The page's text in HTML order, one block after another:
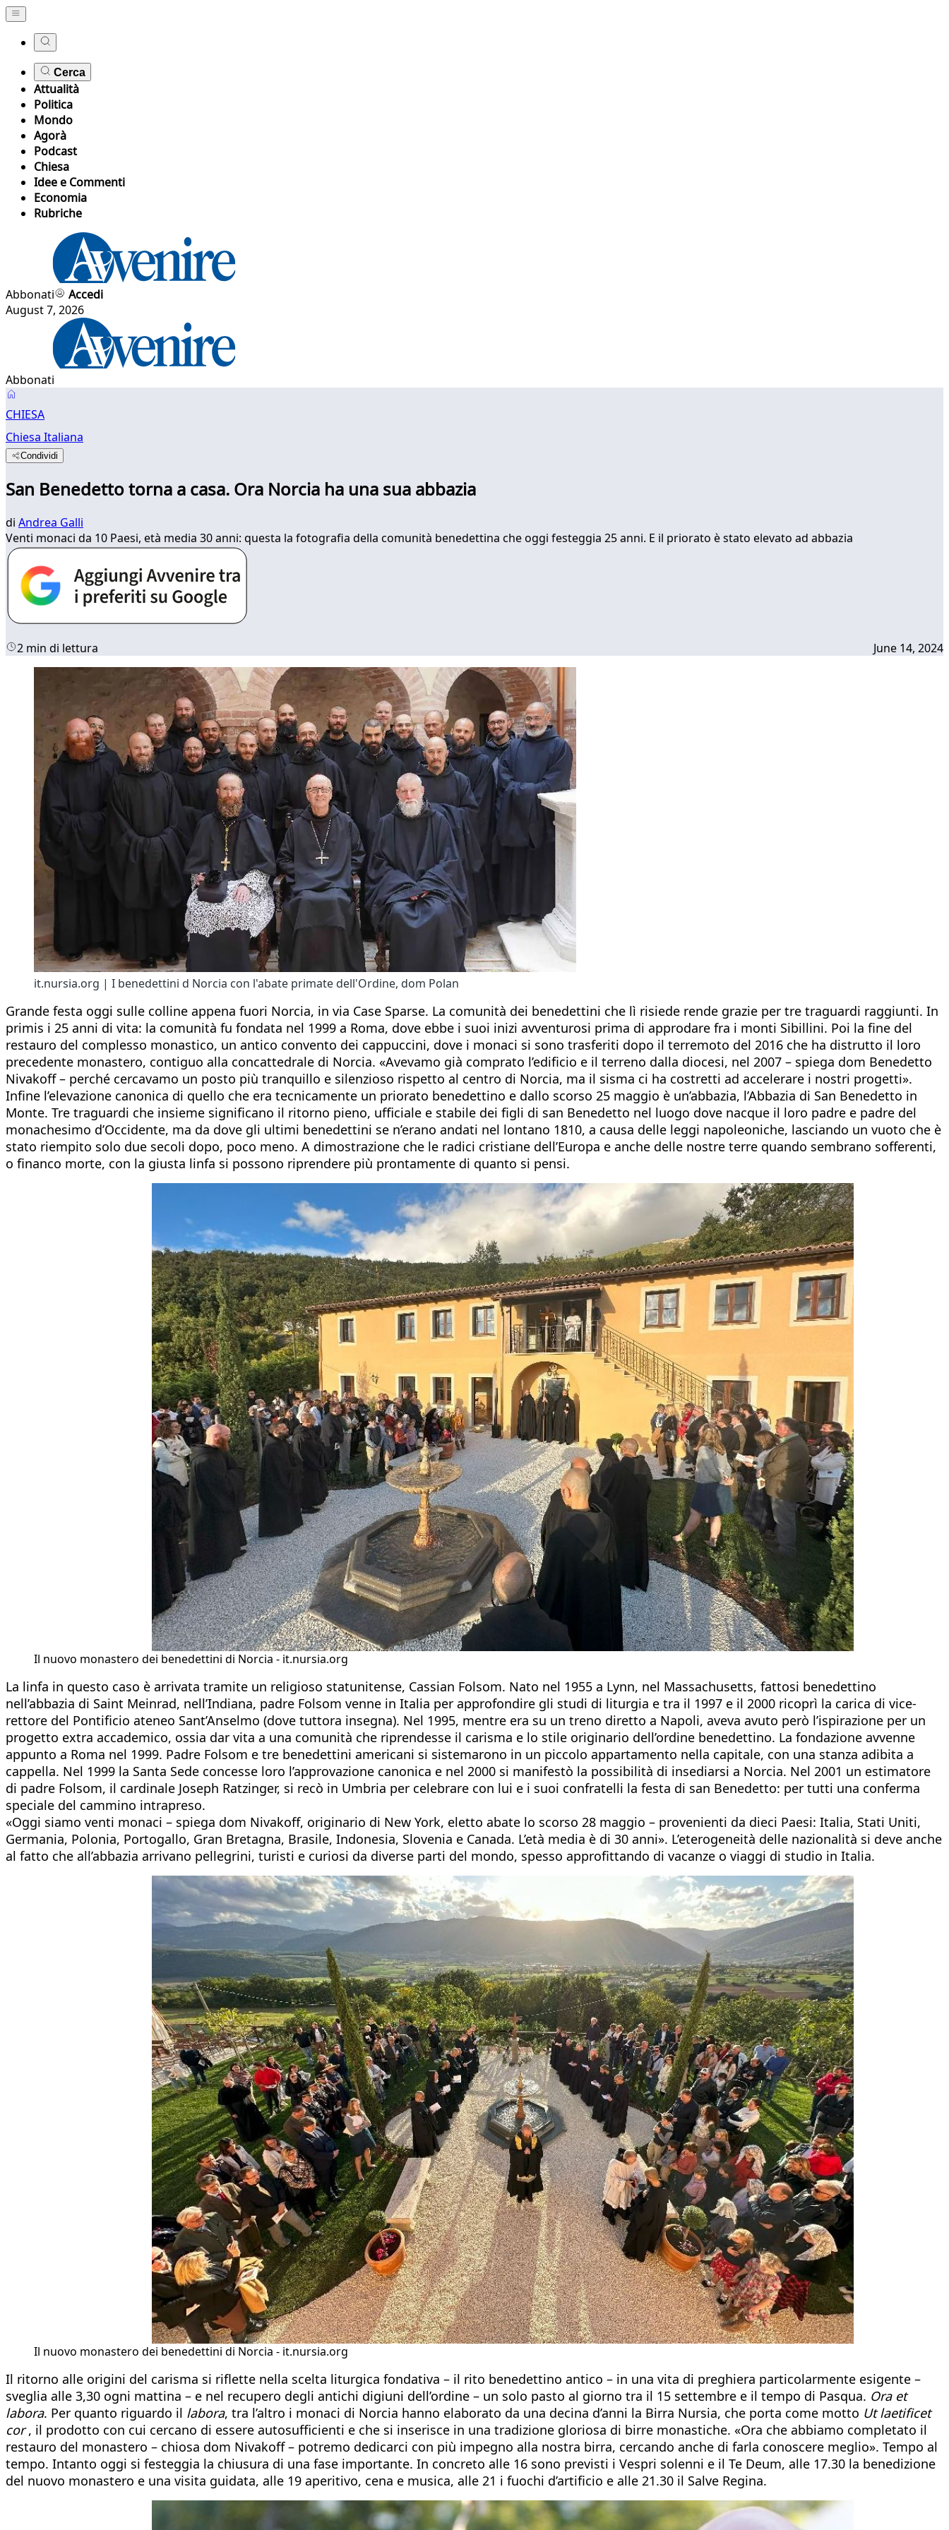
Cerca
Attualità
Politica
Mondo
Agorà
Podcast
Chiesa
Idee e Commenti
Economia
Rubriche
Abbonati
Accedi
August 7, 2026
Abbonati
CHIESA
Chiesa Italiana
Condividi
San Benedetto torna a casa. Ora Norcia ha una sua abbazia
di Andrea Galli
Venti monaci da 10 Paesi, età media 30 anni: questa la fotografia della comunità benedettina che oggi festeggia 25 anni. E il priorato è stato elevato ad abbazia
2 min di lettura June 14, 2024
it.nursia.org | I benedettini d Norcia con l'abate primate dell'Ordine, dom Polan
Grande festa oggi sulle colline appena fuori Norcia, in via Case Sparse. La comunità dei benedettini che lì risiede rende grazie per tre traguardi raggiunti. In
primis i 25 anni di vita: la comunità fu fondata nel 1999 a Roma, dove ebbe i suoi inizi avventurosi prima di approdare fra i monti Sibillini. Poi la fine del
restauro del complesso monastico, un antico convento dei cappuccini, dove i monaci si sono trasferiti dopo il terremoto del 2016 che ha distrutto il loro
precedente monastero, contiguo alla concattedrale di Norcia. «Avevamo già comprato l’edificio e il terreno dalla diocesi, nel 2007 – spiega dom Benedetto
Nivakoff – perché cercavamo un posto più tranquillo e silenzioso rispetto al centro di Norcia, ma il sisma ci ha costretti ad accelerare i nostri progetti».
Infine l’elevazione canonica di quello che era tecnicamente un priorato benedettino e dallo scorso 25 maggio è un’abbazia, l’Abbazia di San Benedetto in
Monte. Tre traguardi che insieme significano il ritorno pieno, ufficiale e stabile dei figli di san Benedetto nel luogo dove nacque il loro padre e padre del
monachesimo d’Occidente, ma da dove gli ultimi benedettini se n’erano andati nel lontano 1810, a causa delle leggi napoleoniche, lasciando un vuoto che è
stato riempito solo due secoli dopo, poco meno. A dimostrazione che le radici cristiane dell’Europa e anche delle nostre terre quando sembrano sofferenti,
o financo morte, con la giusta linfa si possono riprendere più prontamente di quanto si pensi.
Il nuovo monastero dei benedettini di Norcia - it.nursia.org
La linfa in questo caso è arrivata tramite un religioso statunitense, Cassian Folsom. Nato nel 1955 a Lynn, nel Massachusetts, fattosi benedettino
nell’abbazia di Saint Meinrad, nell’Indiana, padre Folsom venne in Italia per approfondire gli studi di liturgia e tra il 1997 e il 2000 ricoprì la carica di vice-
rettore del Pontificio ateneo Sant’Anselmo (dove tuttora insegna). Nel 1995, mentre era su un treno diretto a Napoli, aveva avuto però l’ispirazione per un
progetto extra accademico, ossia dar vita a una comunità che riprendesse il carisma e lo stile originario dell’ordine benedettino. La fondazione avvenne
appunto a Roma nel 1999. Padre Folsom e tre benedettini americani si sistemarono in un piccolo appartamento nella capitale, con una stanza adibita a
cappella. Nel 1999 la Santa Sede concesse loro l’approvazione canonica e nel 2000 si manifestò la possibilità di insediarsi a Norcia. Nel 2001 un estimatore
di padre Folsom, il cardinale Joseph Ratzinger, si recò in Umbria per celebrare con lui e i suoi confratelli la festa di san Benedetto: per tutti una conferma
speciale del cammino intrapreso.
«Oggi siamo venti monaci – spiega dom Nivakoff, originario di New York, eletto abate lo scorso 28 maggio – provenienti da dieci Paesi: Italia, Stati Uniti,
Germania, Polonia, Portogallo, Gran Bretagna, Brasile, Indonesia, Slovenia e Canada. L’età media è di 30 anni». L’eterogeneità delle nazionalità si deve anche
al fatto che all’abbazia arrivano pellegrini, turisti e curiosi da diverse parti del mondo, spesso approfittando di vacanze o viaggi di studio in Italia.
Il nuovo monastero dei benedettini di Norcia - it.nursia.org
Il ritorno alle origini del carisma si riflette nella scelta liturgica fondativa – il rito benedettino antico – in una vita di preghiera particolarmente esigente –
sveglia alle 3,30 ogni mattina – e nel recupero degli antichi digiuni dell’ordine – un solo pasto al giorno tra il 15 settembre e il tempo di Pasqua. Ora et
labora. Per quanto riguardo il labora, tra l’altro i monaci di Norcia hanno elaborato da una decina d’anni la Birra Nursia, che porta come motto Ut laetificet
cor, il prodotto con cui cercano di essere autosufficienti e che si inserisce in una tradizione gloriosa di birre monastiche. «Ora che abbiamo completato il
restauro del monastero – chiosa dom Nivakoff – potremo dedicarci con più impegno alla nostra birra, cercando anche di farla conoscere meglio». Tempo al
tempo. Intanto oggi si festeggia la chiusura di una fase importante. In concreto alle 16 sono previsti i Vespri solenni e il Te Deum, alle 17.30 la benedizione
del nuovo monastero e una visita guidata, alle 19 aperitivo, cena e musica, alle 21 i fuochi d’artificio e alle 21.30 il Salve Regina.